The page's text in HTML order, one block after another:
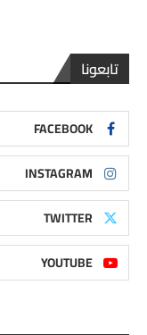
تابعونا
FACEBOOK
INSTAGRAM
TWITTER
YOUTUBE